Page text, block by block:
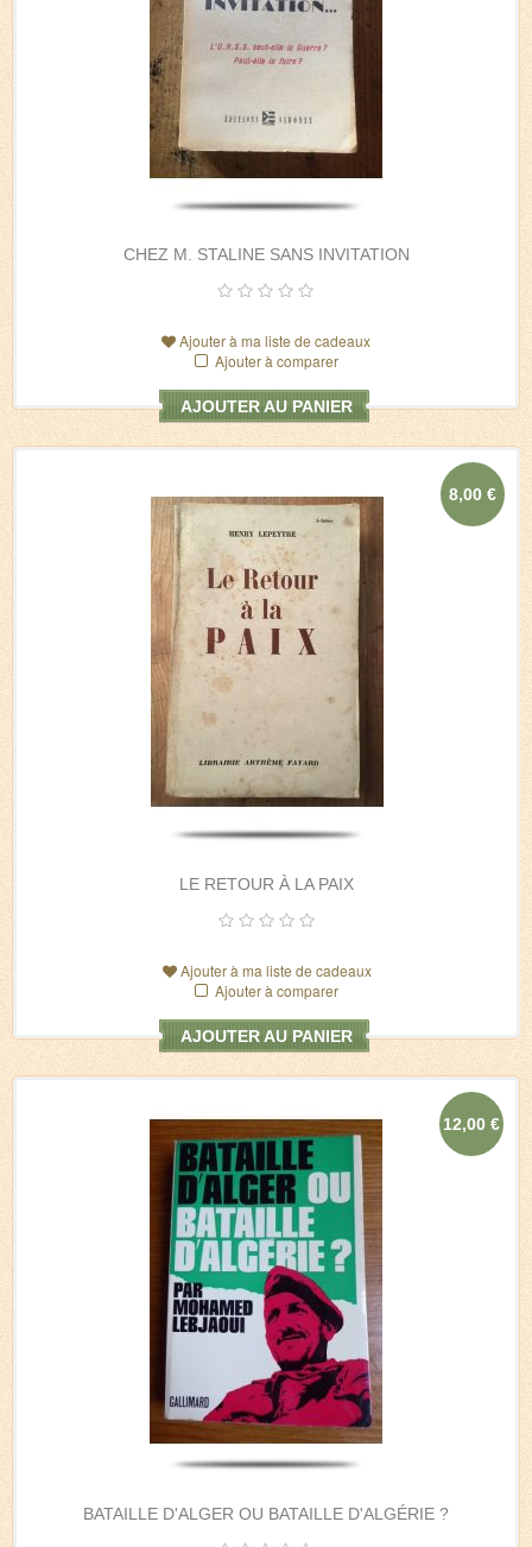
CHEZ M. STALINE SANS INVITATION
Ajouter à ma liste de cadeaux
Ajouter à comparer
AJOUTER AU PANIER
LE RETOUR À LA PAIX
8,00 €
Ajouter à ma liste de cadeaux
Ajouter à comparer
AJOUTER AU PANIER
BATAILLE D'ALGER OU BATAILLE D'ALGÉRIE ?
12,00 €